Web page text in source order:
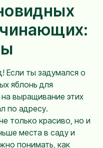
Если ты задумался о
яблонь для
выращивание этих
по адресу.
только красиво, но и
места в саду и
понимать, как